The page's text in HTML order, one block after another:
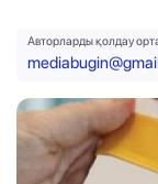
Авторларды қолдау